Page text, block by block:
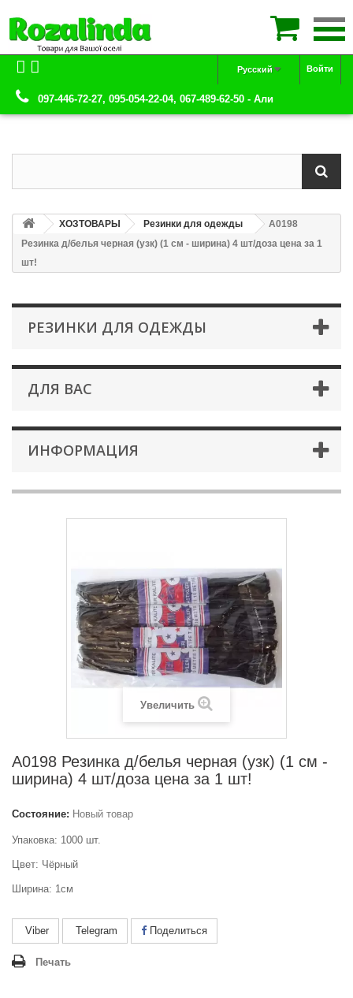
Войти
Русский
097-446-72-27, 095-054-22-04, 067-489-62-50 - Али
ХОЗТОВАРЫ Резинки для одежды
А0198
Резинка д/белья черная (узк) (1 см - ширина) 4 шт/доза цена за 1
шт!
РЕЗИНКИ ДЛЯ ОДЕЖДЫ
ДЛЯ ВАС
ИНФОРМАЦИЯ
Увеличить
А0198 Резинка д/белья черная (узк) (1 см -
ширина) 4 шт/доза цена за 1 шт!
Состояние: Новый товар
Упаковка: 1000 шт.
Цвет: Чёрный
Ширина: 1см
Viber Telegram Поделиться
Печать
